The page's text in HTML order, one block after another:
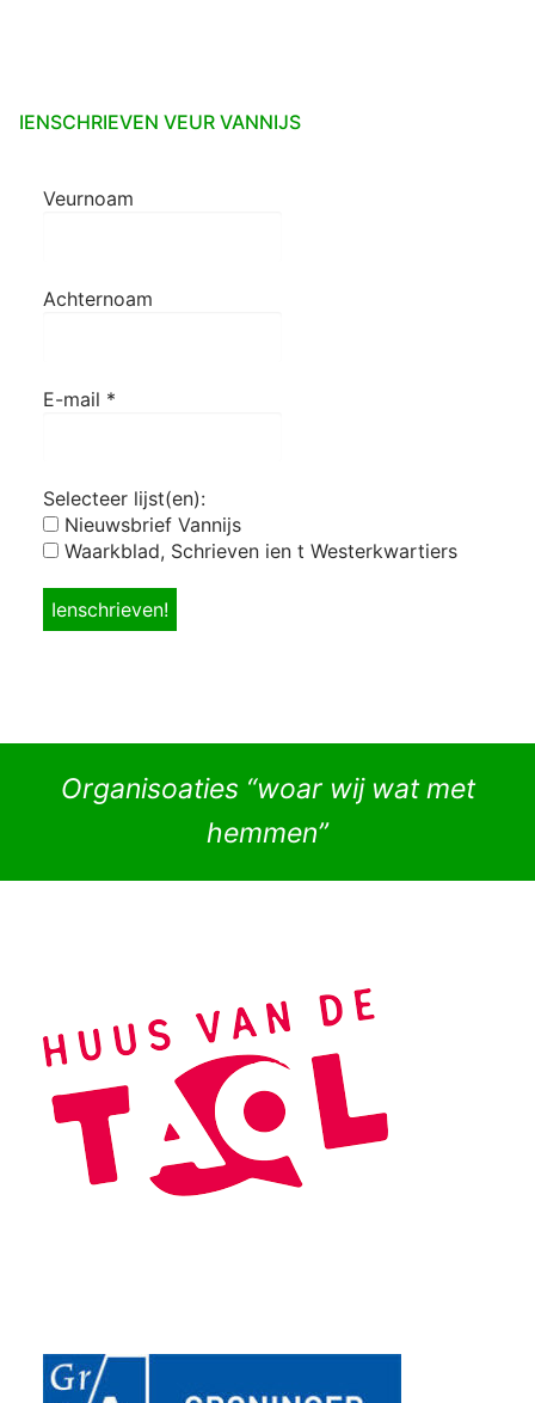
IENSCHRIEVEN VEUR VANNIJS
Veurnoam
Achternoam
E-mail *
Selecteer lijst(en):
Nieuwsbrief Vannijs
Waarkblad, Schrieven ien t Westerkwartiers
Organisoaties “woar wij wat met
hemmen”